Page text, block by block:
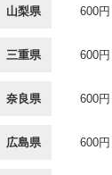
山梨県 600円
三重県 600円
奈良県 600円
広島県 600円